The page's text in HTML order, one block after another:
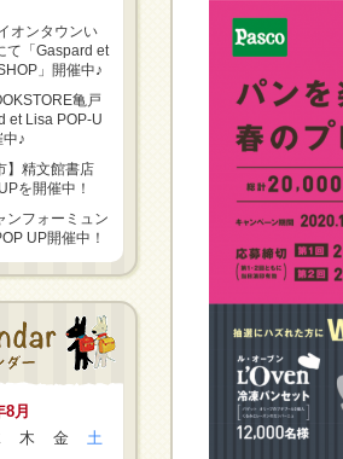
オンタウンい
て「Gaspard et
」開催中♪
亀戸
et Lisa POP-U
♪
】精文館書店
を開催中！
ンフォーミュン
UP開催中！
8月
木 金
土